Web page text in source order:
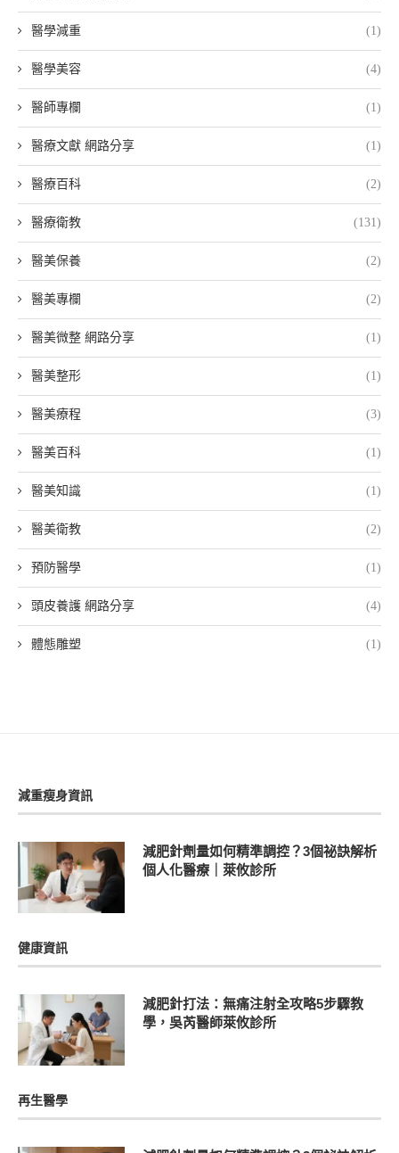
醫學減重 (1)
醫學美容 (4)
醫師專欄 (1)
醫療文獻 網路分享 (1)
醫療百科 (2)
醫療衛教 (131)
醫美保養 (2)
醫美專欄 (2)
醫美微整 網路分享 (1)
醫美整形 (1)
醫美療程 (3)
醫美百科 (1)
醫美知識 (1)
醫美衛教 (2)
預防醫學 (1)
頭皮養護 網路分享 (4)
體態雕塑 (1)
減重瘦身資訊
減肥針劑量如何精準調控？3個祕訣解析
個人化醫療｜萊攸診所
健康資訊
減肥針打法：無痛注射全攻略5步驟教
學，吳芮醫師萊攸診所
再生醫學